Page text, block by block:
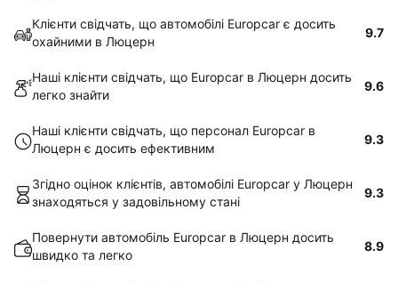
Клієнти свідчать, що автомобілі Europcar є досить
охайними в Люцерн
9.7
Наші клієнти свідчать, що Europcar в Люцерн досить
легко знайти
9.6
Наші клієнти свідчать, що персонал Europcar в
Люцерн є досить ефективним
9.3
Згідно оцінок клієнтів, автомобілі Europcar у Люцерн
знаходяться у задовільному стані
9.3
Повернути автомобіль Europcar в Люцерн досить
швидко та легко
8.9